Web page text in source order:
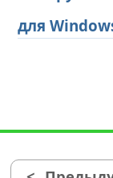
для